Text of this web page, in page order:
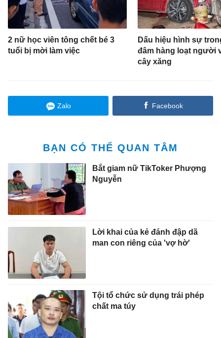
2 nữ học viên tông chết bé 3
tuổi bị mời làm việc
Dấu hiệu hình sự
đâm hàng loạt người
cây xăng
Zalo Facebook
BẠN CÓ THỂ QUAN TÂM
Bắt giam nữ TikToker Phượng
Nguyễn
Lời khai của kẻ đánh đập dã
man con riêng của 'vợ hờ'
Tội tổ chức sử dụng trái phép
chất ma túy